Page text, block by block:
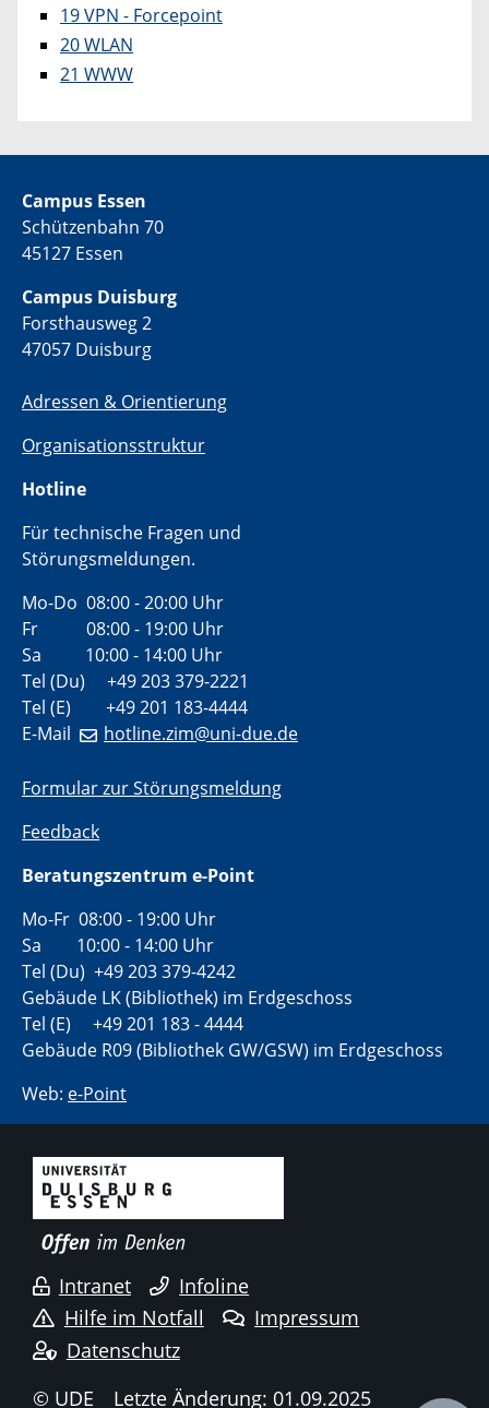
19 VPN - Forcepoint
20 WLAN
21 WWW
Campus Essen
Schützenbahn 70
45127 Essen
Campus Duisburg
Forsthausweg 2
47057 Duisburg
Adressen & Orientierung
Organisationsstruktur
Hotline
Für technische Fragen und
Störungsmeldungen.
Mo-Do 08:00 - 20:00 Uhr
Fr 08:00 - 19:00 Uhr
Sa 10:00 - 14:00 Uhr
Tel (Du) +49 203 379-2221
Tel (E) +49 201 183-4444
E-Mail
hotline.zim@uni-due.de
Formular zur Störungsmeldung
Feedback
Beratungszentrum e-Point
Mo-Fr 08:00 - 19:00 Uhr
Sa 10:00 - 14:00 Uhr
Tel (Du) +49 203 379-4242
Gebäude LK (Bibliothek) im Erdgeschoss
Tel (E) +49 201 183 - 4444
Gebäude R09 (Bibliothek GW/GSW) im Erdgeschoss
Web: e-Point
Intranet
Infoline
Hilfe im Notfall
Impressum
Datenschutz
© UDE
Letzte Änderung: 01.09.2025